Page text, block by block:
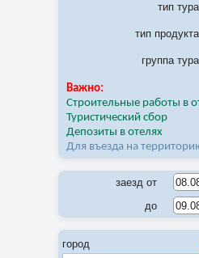
тип тура
тип продукта
группа тура
Важно:
Строительные работы в
Туристический сбор
Депозиты в отелях
Для въезда на
заезд от
до
город